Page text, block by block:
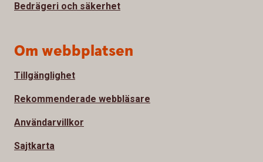
Bedrägeri och säkerhet
Om webbplatsen
Tillgänglighet
Rekommenderade webbläsare
Användarvillkor
Sajtkarta